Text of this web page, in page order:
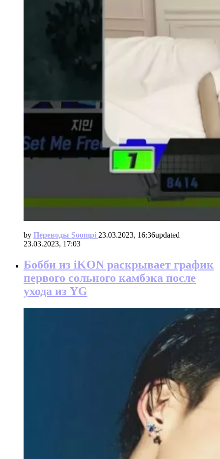
by Переводы Soompi 23.03.2023, 16:36updated
23.03.2023, 17:03
Бобби из iKON раскрывает график
первого сольного камбэка после
ухода из YG